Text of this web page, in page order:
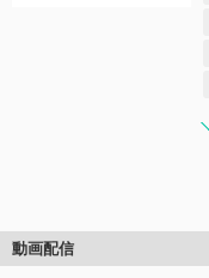
動画配信